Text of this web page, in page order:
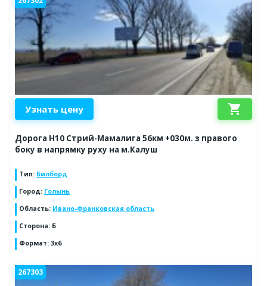
Узнать цену shopping_cart
Дорога Н10 Стрий-Мамалига 56км +030м. з правого
боку в напрямку руху на м.Калуш
Тип: Билборд
Город: Голынь
Область: Ивано-Франковская область
Сторона: Б
Формат: 3x6
267303